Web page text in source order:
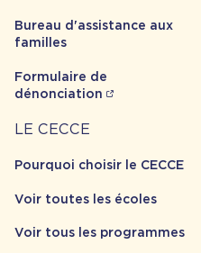
Bureau d'assistance aux
familles
Formulaire de
dénonciation
Carrière
LE CECCE
Pourquoi choisir le CECCE
Voir toutes les écoles
Voir tous les programmes